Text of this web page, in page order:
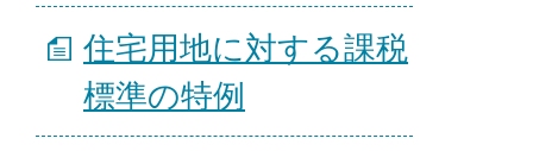
住宅用地に対する課税
標準の特例